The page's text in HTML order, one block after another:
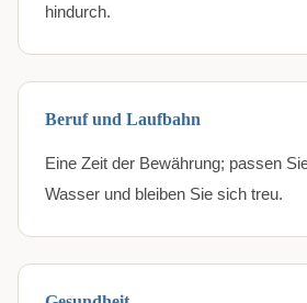
hindurch.
Beruf und Laufbahn
Eine Zeit der Bewährung; passen
Wasser und bleiben Sie sich treu.